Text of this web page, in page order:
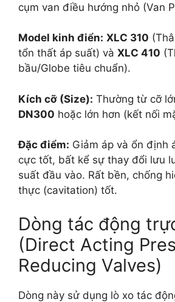
cụm van điều hướng nhỏ (Van
Model kinh điển: XLC 310
tổn thất áp suất) và XLC 410
bầu/Globe tiêu chuẩn).
Kích cỡ (Size): Thường từ cỡ
DN300 hoặc lớn hơn (kết nối
Đặc điểm: Giảm áp và ổn định
cực tốt, bất kể sự thay đổi lưu
suất đầu vào. Rất bền, chống
thực (cavitation) tốt.
Dòng tác động
(Direct Acting
Reducing Valves)
Dòng này sử dụng lò xo tác